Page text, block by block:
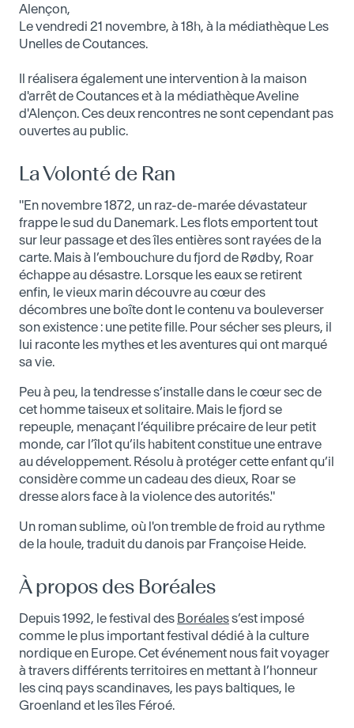
Alençon,
Le vendredi 21 novembre, à 18h, à la médiathèque Les
Unelles de Coutances.
Il réalisera également une intervention à la maison
d'arrêt de Coutances et à la médiathèque Aveline
d'Alençon. Ces deux rencontres ne sont cependant pas
ouvertes au public.
La Volonté de Ran
"En novembre 1872, un raz-de-marée dévastateur
frappe le sud du Danemark. Les flots emportent tout
sur leur passage et des îles entières sont rayées de la
carte. Mais à l’embouchure du fjord de Rødby, Roar
échappe au désastre. Lorsque les eaux se retirent
enfin, le vieux marin découvre au cœur des
décombres une boîte dont le contenu va bouleverser
son existence : une petite fille. Pour sécher ses pleurs, il
lui raconte les mythes et les aventures qui ont marqué
sa vie.
Peu à peu, la tendresse s’installe dans le cœur sec de
cet homme taiseux et solitaire. Mais le fjord se
repeuple, menaçant l’équilibre précaire de leur petit
monde, car l’îlot qu’ils habitent constitue une entrave
au développement. Résolu à protéger cette enfant qu’il
considère comme un cadeau des dieux, Roar se
dresse alors face à la violence des autorités."
Un roman sublime, où l'on tremble de froid au rythme
de la houle, traduit du danois par Françoise Heide.
À propos des Boréales
Depuis 1992, le festival des Boréaless’est imposé
comme le plus important festival dédié à la culture
nordique en Europe. Cet événement nous fait voyager
à travers différents territoires en mettant à l’honneur
les cinq pays scandinaves, les pays baltiques, le
Groenland et les îles Féroé.